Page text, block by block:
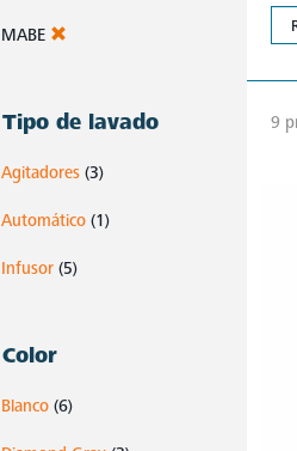
MABE
Tipo de lavado
Agitadores (3)
Automático (1)
Infusor (5)
Color
Blanco (6)
9